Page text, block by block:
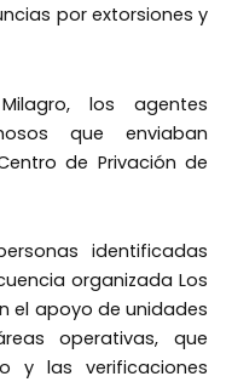
por extorsiones y
los agentes
que enviaban
de Privación de
identificadas
organizada Los
el apoyo de unidades
operativas, que
y las verificaciones